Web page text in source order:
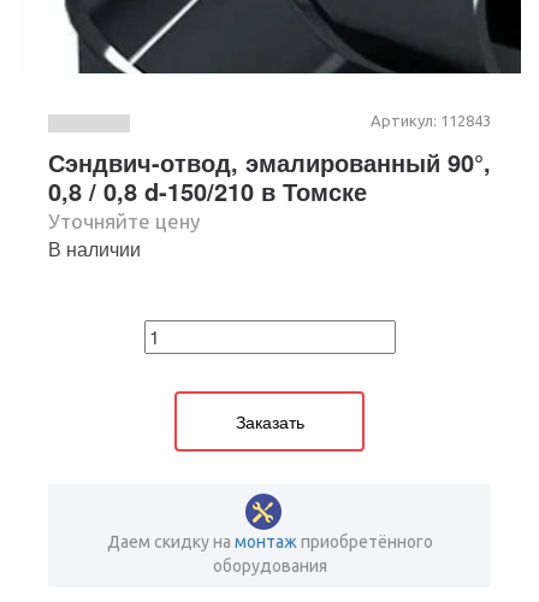
Артикул: 112843
Сэндвич-отвод, эмалированный 90°,
0,8 / 0,8 d-150/210 в Томске
Уточняйте цену
В наличии
Заказать
Даем скидку на монтажприобретённого
оборудования